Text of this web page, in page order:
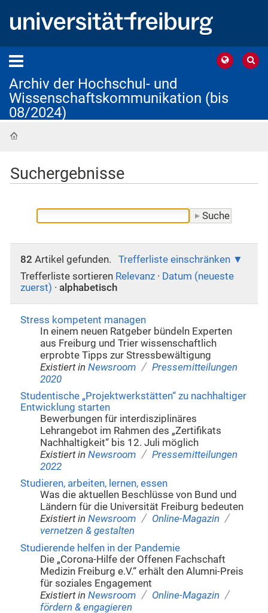
Archiv der Hochschul- und
Wissenschaftskommunikation (bis
08/2024)
Suchergebnisse
82 Artikel gefunden.
Trefferliste einschränken
Trefferliste sortieren Relevanz · Datum (neueste
zuerst) · alphabetisch
Stress kompetent managen
In einem neuen Ratgeber bündeln Experten
aus Freiburg und Trier wissenschaftlich
erprobte Tipps zur Stressbewältigung
Existiert in Newsroom / Pressemitteilungen
2020
Studentische „Projektwerkstätten“ zu nachhaltiger
Entwicklung starten
Bewerbungen für interdisziplinäres
Lehrangebot im Rahmen des „Zertifikats
Nachhaltigkeit“ bis 12. Juli möglich
Existiert in Newsroom / Pressemitteilungen
2022
Studieren, arbeiten, lernen, essen
Was die aktuellen Beschlüsse von Bund und
Ländern für die Universität Freiburg bedeuten
Existiert in Newsroom / Online-Magazin /
vernetzen & gestalten
Studierende helfen in der Pandemie
Die „Corona-Hilfe der Offenen Fachschaft
Medizin Freiburg e.V.“ erhält den Alumni-Preis
für soziales Engagement
Existiert in Newsroom / Online-Magazin /
fördern & engagieren